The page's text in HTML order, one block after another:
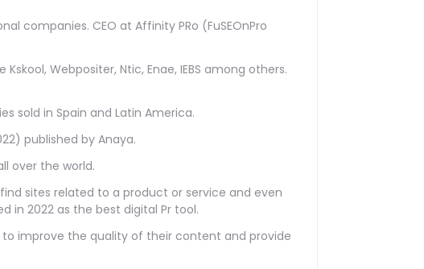
companies. CEO at Affinity PRo (FuSEOnPro
Webpositer, Ntic, Enae, IEBS among others.
sold in Spain and Latin America.
published by Anaya.
over the world.
sites related to a product or service and even
in 2022 as the best digital Pr tool.
improve the quality of their content and provide